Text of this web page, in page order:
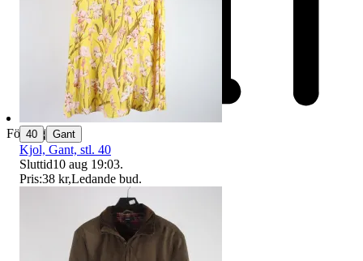
Företag
40 | Gant
Kjol, Gant, stl. 40
Sluttid10 aug 19:03.
Pris:38 kr,Ledande bud.